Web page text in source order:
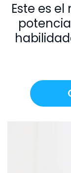
Este es